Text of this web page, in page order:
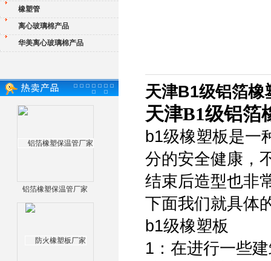
橡塑管
离心玻璃棉产品
华美离心玻璃棉产品
铝箔橡塑保温管厂家
天津B1级铝箔橡
天津B1级铝箔
b1级橡塑板是一
分的安全健康，
结束后造型也非
下面我们就具体
b1级橡塑板
1：在进行一些